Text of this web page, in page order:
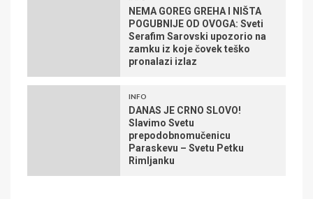
NEMA GOREG GREHA I NIŠTA
POGUBNIJE OD OVOGA: Sveti
Serafim Sarovski upozorio na
zamku iz koje čovek teško
pronalazi izlaz
INFO
DANAS JE CRNO SLOVO!
Slavimo Svetu
prepodobnomučenicu
Paraskevu – Svetu Petku
Rimljanku